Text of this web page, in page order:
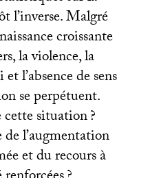
l’inverse. Malgré
croissante
la violence, la
l’absence de sens
se perpétuent.
situation?
l’augmentation
et du recours à